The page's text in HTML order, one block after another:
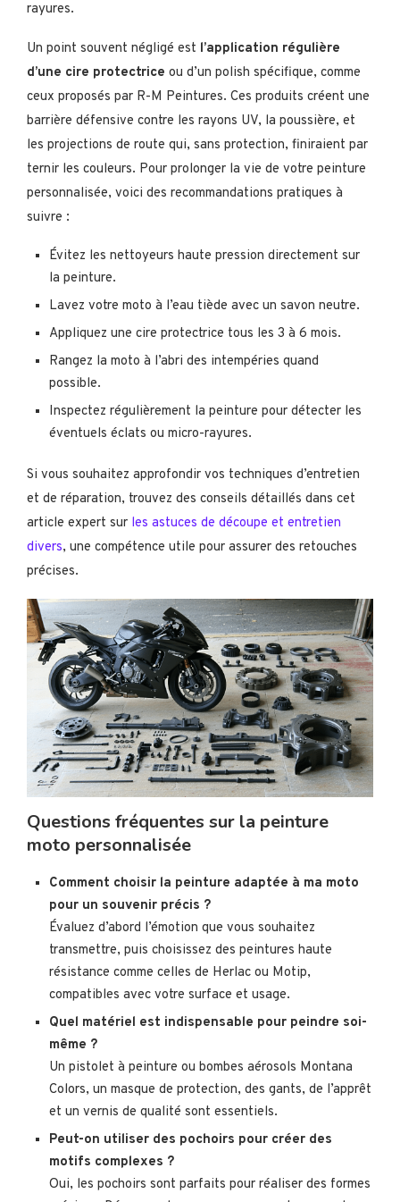
rayures.
Un point souvent négligé est l’application régulière
d’une cire protectrice ou d’un polish spécifique, comme
ceux proposés par R-M Peintures. Ces produits créent une
barrière défensive contre les rayons UV, la poussière, et
les projections de route qui, sans protection, finiraient par
ternir les couleurs. Pour prolonger la vie de votre peinture
personnalisée, voici des recommandations pratiques à
suivre :
Évitez les nettoyeurs haute pression directement sur
la peinture.
Lavez votre moto à l’eau tiède avec un savon neutre.
Appliquez une cire protectrice tous les 3 à 6 mois.
Rangez la moto à l’abri des intempéries quand
possible.
Inspectez régulièrement la peinture pour détecter les
éventuels éclats ou micro-rayures.
Si vous souhaitez approfondir vos techniques d’entretien
et de réparation, trouvez des conseils détaillés dans cet
article expert sur les astuces de découpe et entretien
divers, une compétence utile pour assurer des retouches
précises.
Questions fréquentes sur la peinture
moto personnalisée
Comment choisir la peinture adaptée à ma moto
pour un souvenir précis ?
Évaluez d’abord l’émotion que vous souhaitez
transmettre, puis choisissez des peintures haute
résistance comme celles de Herlac ou Motip,
compatibles avec votre surface et usage.
Quel matériel est indispensable pour peindre soi-
même ?
Un pistolet à peinture ou bombes aérosols Montana
Colors, un masque de protection, des gants, de l’apprêt
et un vernis de qualité sont essentiels.
Peut-on utiliser des pochoirs pour créer des
motifs complexes ?
Oui, les pochoirs sont parfaits pour réaliser des formes